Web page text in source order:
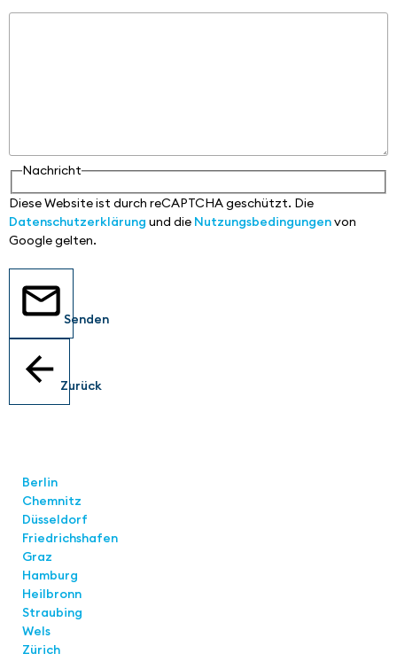
Nachricht
Diese Website ist durch reCAPTCHA geschützt. Die
Datenschutzerklärung und die Nutzungsbedingungenvon
Google gelten.
Senden
Zurück
Berlin
Chemnitz
Düsseldorf
Friedrichshafen
Graz
Hamburg
Heilbronn
Straubing
Wels
Zürich